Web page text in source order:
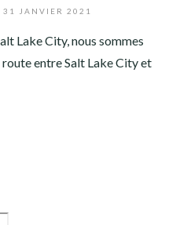
31 JANVIER 2021
Lake City, nous sommes
entre Salt Lake City et